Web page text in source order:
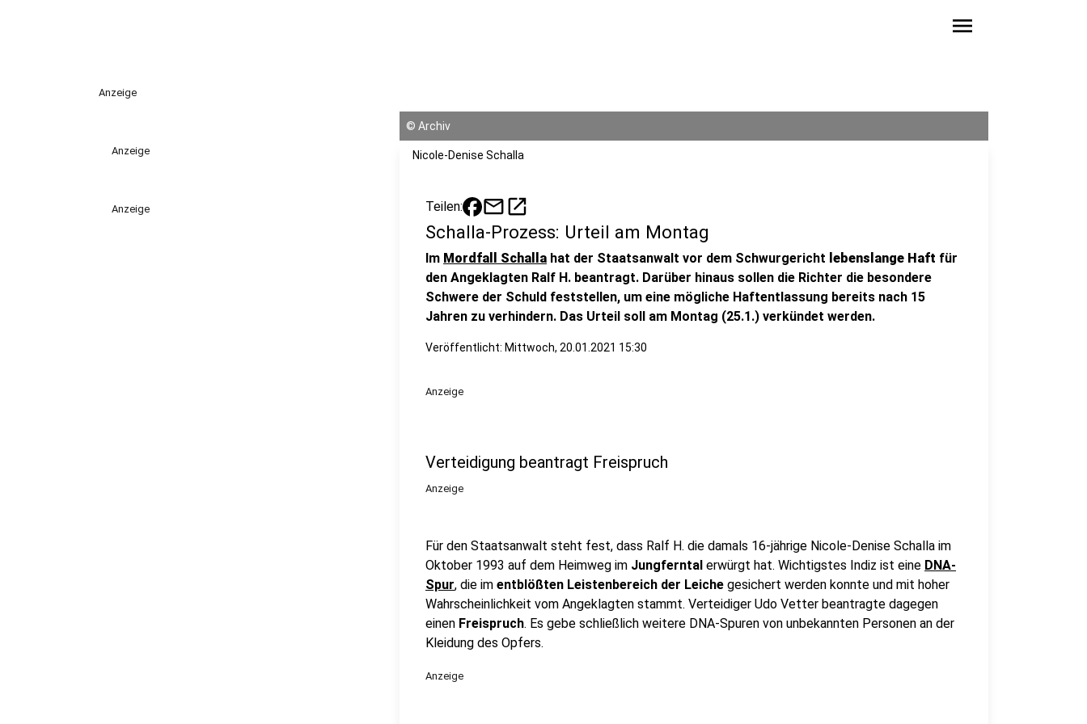
menu
Anzeige
Anzeige
Anzeige
© Archiv
Nicole-Denise Schalla
Teilen: mailopen_in_new
Schalla-Prozess: Urteil am Montag
Im Mordfall Schalla hat der Staatsanwalt vor dem Schwurgericht lebenslange Haft für
den Angeklagten Ralf H. beantragt. Darüber hinaus sollen die Richter die besondere
Schwere der Schuld feststellen, um eine mögliche Haftentlassung bereits nach 15
Jahren zu verhindern. Das Urteil soll am Montag (25.1.) verkündet werden.
Veröffentlicht: Mittwoch, 20.01.2021 15:30
Anzeige
Verteidigung beantragt Freispruch
Anzeige
Für den Staatsanwalt steht fest, dass Ralf H. die damals 16-jährige Nicole-Denise Schalla im
Oktober 1993 auf dem Heimweg im Jungferntal erwürgt hat. Wichtigstes Indiz ist eine DNA-
Spur, die im entblößten Leistenbereich der Leiche gesichert werden konnte und mit hoher
Wahrscheinlichkeit vom Angeklagten stammt. Verteidiger Udo Vetter beantragte dagegen
einen Freispruch. Es gebe schließlich weitere DNA-Spuren von unbekannten Personen an der
Kleidung des Opfers.
Anzeige